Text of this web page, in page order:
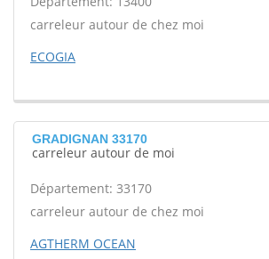
carreleur autour de chez moi
ECOGIA
GRADIGNAN 33170
carreleur autour de moi
Département: 33170
carreleur autour de chez moi
AGTHERM OCEAN